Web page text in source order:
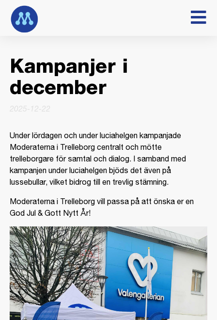
Kampanjer i
december
2025-12-22
Under lördagen och under luciahelgen kampanjade
Moderaterna i Trelleborg centralt och mötte
trelleborgare för samtal och dialog. I samband med
kampanjen under luciahelgen bjöds det även på
lussebullar, vilket bidrog till en trevlig stämning.
Moderaterna i Trelleborg vill passa på att önska er en
God Jul & Gott Nytt År!